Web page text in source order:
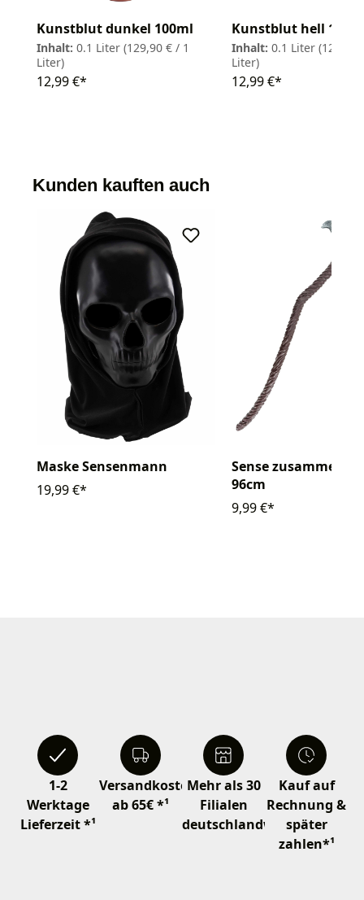
Kunstblut dunkel 100ml
Inhalt: 0.1 Liter (129,90 € / 1
Liter)
12,99 €*
Kunstblut hell
Inhalt: 0.1 Liter (129,90
Liter)
12,99 €*
Kunden kauften auch
Maske Sensenmann
19,99 €*
Sense
96cm
9,99 €*
1-2
Werktage
Lieferzeit *¹
Versandkostenfrei
ab 65€ *¹
Mehr als 30
Filialen
deutschlandweit
Kauf auf
Rechnung &
später
zahlen*¹